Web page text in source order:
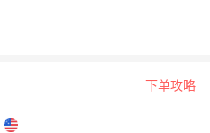
下单攻略